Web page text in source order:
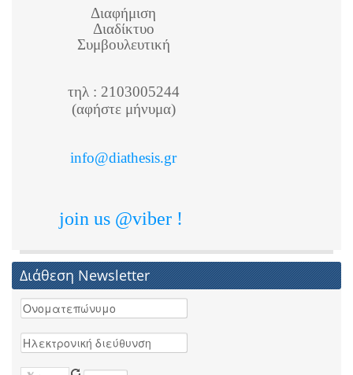
Διαφήμιση
Διαδίκτυο
Συμβουλευτική
τηλ : 2103005244
(αφήστε μήνυμα)
info@diathesis.gr
join us @viber !
Διάθεση Newsletter